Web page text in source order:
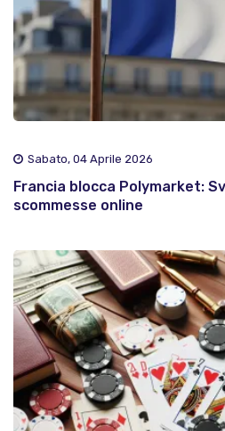
Sabato, 04 Aprile 2026
Francia blocca Polymarket:
scommesse online